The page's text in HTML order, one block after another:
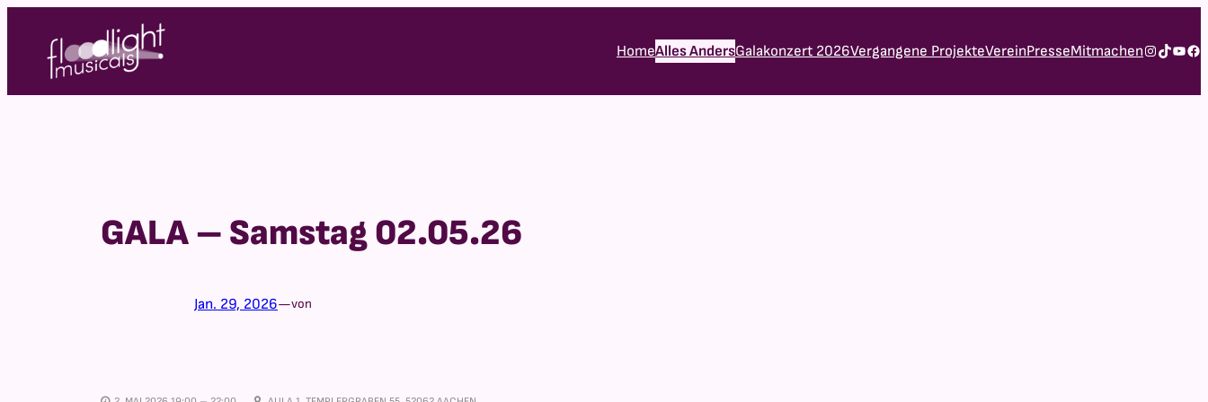
springen
HomeAlles AndersGalakonzert 2026Vergangene ProjekteVereinPresseMitmachenInstagram TikTok YouTube Facebook
GALA – Samstag 02.05.26
Jan. 29, 2026—von